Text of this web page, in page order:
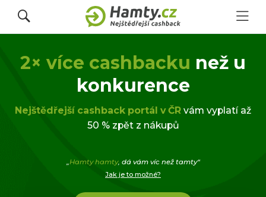
Přihlásit se
2× více cashbacku než u
konkurence
Nejštědřejší cashback portál v ČR vám vyplatí až
50 % zpět z nákupů
„Hamty hamty, dá vám víc než tamty“
Jak je to možné?